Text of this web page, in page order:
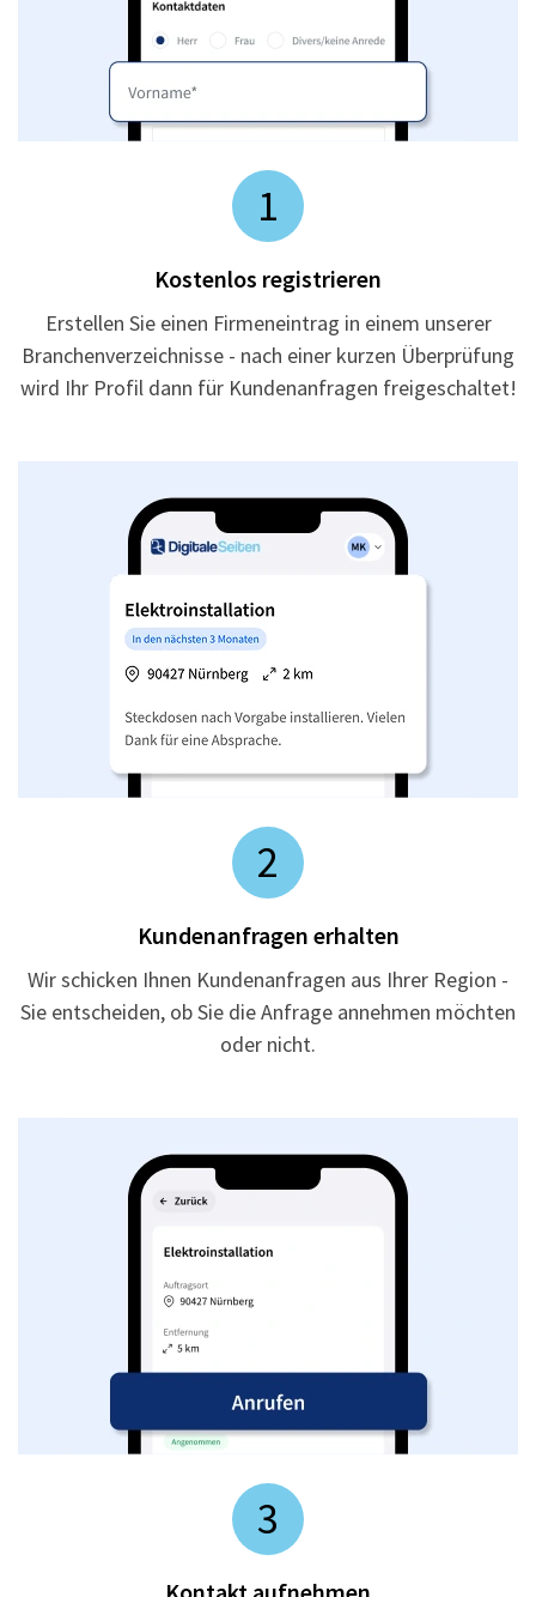
1
Kostenlos registrieren
Erstellen Sie einen Firmeneintrag in einem unserer
Branchenverzeichnisse - nach einer kurzen Überprüfung
wird Ihr Profil dann für Kundenanfragen freigeschaltet!
2
Kundenanfragen erhalten
Wir schicken Ihnen Kundenanfragen aus Ihrer Region -
Sie entscheiden, ob Sie die Anfrage annehmen möchten
oder nicht.
3